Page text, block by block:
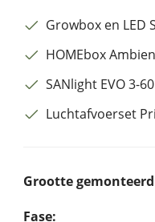
Growbox en LED
HOMEbox
SANlight EVO 3-
Luchtafvoerset
Grootte gemonteerd
Fase: